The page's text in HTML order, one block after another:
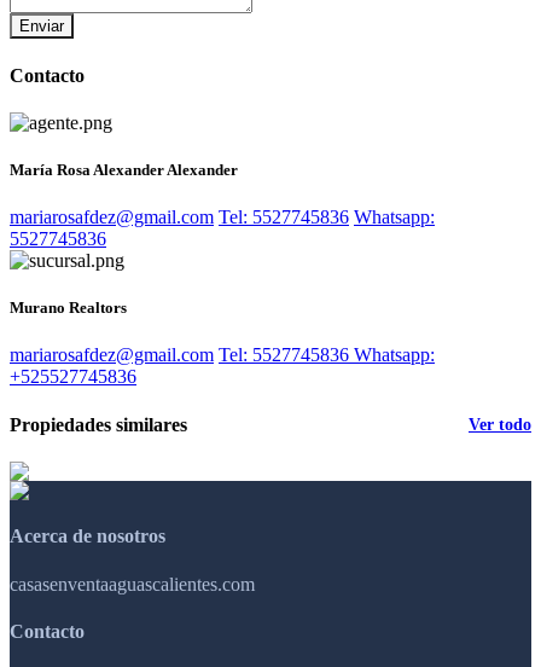
Enviar
Contacto
María Rosa Alexander Alexander
mariarosafdez@gmail.com Tel: 5527745836 Whatsapp:
5527745836
Murano Realtors
mariarosafdez@gmail.com Tel: 5527745836 Whatsapp:
+525527745836
Propiedades similares Ver todo
Acerca de nosotros
casasenventaaguascalientes.com
Contacto